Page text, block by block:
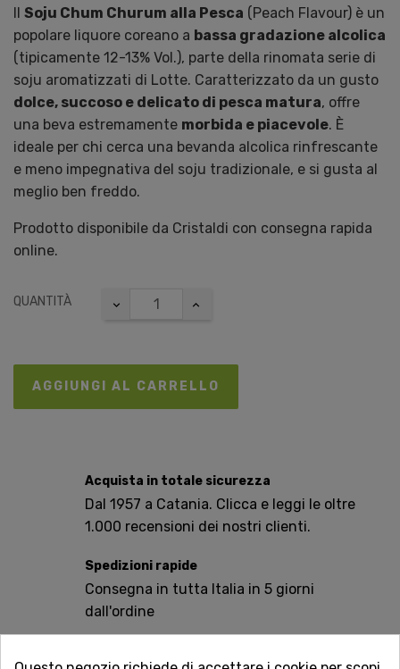
Il Soju Chum Churum alla Pesca (Peach Flavour) è un
popolare liquore coreano a bassa gradazione alcolica
(tipicamente 12-13% Vol.), parte della rinomata serie di
soju aromatizzati di Lotte. Caratterizzato da un gusto
dolce, succoso e delicato di pesca matura, offre
una beva estremamente morbida e piacevole. È
ideale per chi cerca una bevanda alcolica rinfrescante
e meno impegnativa del soju tradizionale, e si gusta al
meglio ben freddo.
Prodotto disponibile da Cristaldi con consegna rapida
online.
QUANTITÀ
AGGIUNGI AL CARRELLO
Acquista in totale sicurezza
Dal 1957 a Catania. Clicca e leggi le oltre
1.000 recensioni dei nostri clienti.
Spedizioni rapide
Consegna in tutta Italia in 5 giorni
dall'ordine